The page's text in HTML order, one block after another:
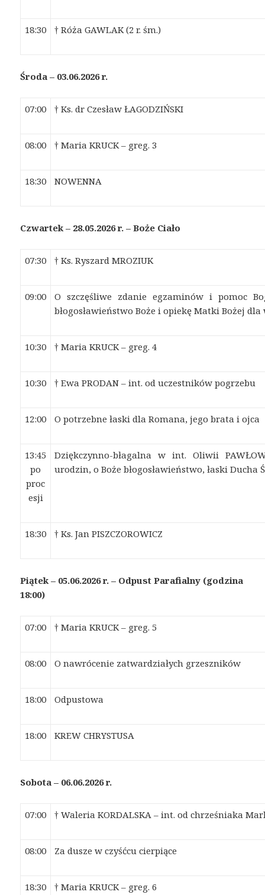
18:30 † Róża GAWLAK (2 r. śm.)
Środa – 03.06.2026 r.
07:00 † Ks. dr Czesław ŁAGODZIŃSKI
08:00 † Maria KRUCK – greg. 3
18:30 NOWENNA
Czwartek – 28.05.2026 r. – Boże Ciało
07:30 † Ks. Ryszard MROZIUK
09:00
O szczęśliwe zdanie egzaminów i pomoc
błogosławieństwo Boże i opiekę Matki Bożej
10:30 † Maria KRUCK – greg. 4
10:30 † Ewa PRODAN – int. od uczestników pogrzebu
12:00 O potrzebne łaski dla Romana, jego brata i ojca
13:45
po
proc
esji
Dziękczynno-błagalna w int. Oliwii
urodzin, o Boże błogosławieństwo, łaski
18:30 † Ks. Jan PISZCZOROWICZ
Piątek – 05.06.2026 r. – Odpust Parafialny (godzina
18:00)
07:00 † Maria KRUCK – greg. 5
08:00 O nawrócenie zatwardziałych grzeszników
18:00 Odpustowa
18:00 KREW CHRYSTUSA
Sobota – 06.06.2026 r.
07:00 †WaleriaKORDALSKA – int. odchrześniakaMa
08:00 Za dusze w czyśćcu cierpiące
18:30 † Maria KRUCK – greg. 6